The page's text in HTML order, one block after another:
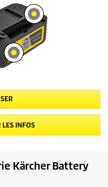
Kärcher Battery